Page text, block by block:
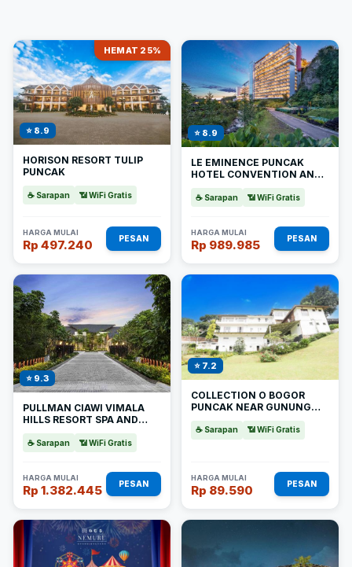
HEMAT 25%
⭐ 8.9
HORISON RESORT TULIP
PUNCAK
☕ Sarapan 📶 WiFi Gratis
HARGA MULAI
Rp 497.240 PESAN
⭐ 8.9
LE EMINENCE PUNCAK
HOTEL CONVENTION AND
☕ Sarapan 📶 WiFi Gratis
HARGA MULAI
Rp 989.985 PESAN
⭐ 9.3
PULLMAN CIAWI VIMALA
HILLS RESORT SPA AND
☕ Sarapan 📶 WiFi Gratis
HARGA MULAI
Rp 1.382.445 PESAN
⭐ 7.2
COLLECTION O BOGOR
PUNCAK NEAR GUNUNG
BUNGA BUNGA
☕ Sarapan 📶 WiFi Gratis
HARGA MULAI
Rp 89.590 PESAN